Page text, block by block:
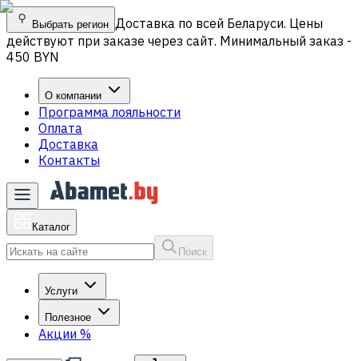
Выбрать регион Доставка по всей Беларуси. Цены
действуют при заказе через сайт. Минимальный заказ -
450 BYN
О компании
Программа лояльности
Оплата
Доставка
Контакты
Каталог
Поиск
Услуги
Полезное
Акции %